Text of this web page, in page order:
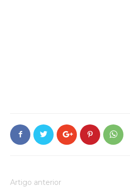
Artigo anterior